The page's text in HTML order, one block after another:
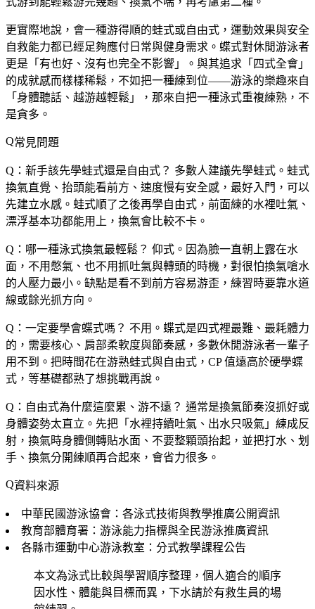
更實際地說，會一種游得順的蛙式或自由式，運動效果與安全
自救能力都已經足夠應付日常與健身需求。蝶式對休閒游泳者
更是「有也好、沒有也完全不影響」。與其追求「四式全會」
的成就感而樣樣稀鬆，不如把一種練到位——游泳的樂趣來自
「身體聽話、越游越輕鬆」，那來自把一種泳式重複練熟，不
是貪多。
常見問題
Q：新手該先學蛙式還是自由式？ 多數人建議先學蛙式。蛙式
換氣直覺、抬頭能看前方、速度慢有安全感，最好入門，可以
先建立水感。蛙式順了之後再學自由式，前面練的水裡吐氣、
漂浮基本功都能用上，換氣會比較不卡。
Q：哪一種泳式換氣最輕鬆？ 仰式。因為臉一直朝上露在水
面，不用憋氣、也不用抓吐氣與轉頭的時機，對很怕換氣嗆水
的人壓力最小。缺點是看不到前方容易游歪，練習時要靠水道
線或餘光抓方向。
Q：一定要學會蝶式嗎？ 不用。蝶式是四式裡最難、最耗體力
的，需要核心、肩部柔軟度與節奏感，多數休閒游泳者一輩子
用不到。把時間花在游熟蛙式與自由式，CP 值遠高於硬學蝶
式，等基礎都熟了想挑戰再說。
Q：自由式為什麼這麼累、游不遠？ 通常是換氣節奏沒抓好或
身體姿勢太直立。先把「水裡持續吐氣、出水只吸氣」練成反
射，換氣時身體側轉貼水面、不要整顆頭抬起，並把打水、划
手、換氣分開練順再合起來，會省力很多。
資料來源
中華民國游泳協會：各泳式技術與教學推廣公開資訊
教育部體育署：游泳能力指標與全民游泳推廣資訊
各縣市運動中心游泳教室：分式教學課程公告
本文為泳式比較與學習順序整理，個人適合的順序
因水性、體能與目標而異，下水請於有救生員的場